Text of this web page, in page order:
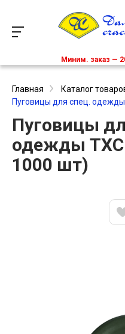
Миним. заказ —
Главная Каталог
Пуговицы для спец.
Пуговицы
одежды ТХС
1000 шт)